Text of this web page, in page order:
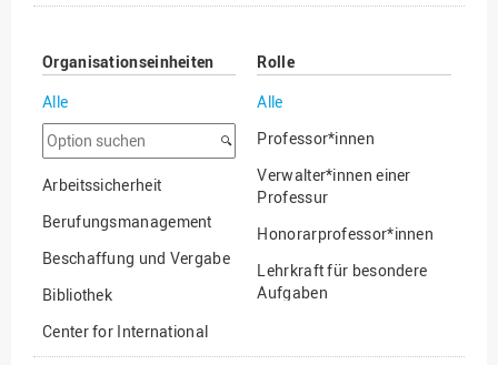
Organisationseinheiten
Alle
Option
suchen
Arbeitssicherheit
Berufungsmanagement
Beschaffung und Vergabe
Bibliothek
Center for International
Mobility
Rolle
Alle
Professor*innen
Verwalter*innen einer
Professur
Honorarprofessor*innen
Lehrkraft für besondere
Aufgaben